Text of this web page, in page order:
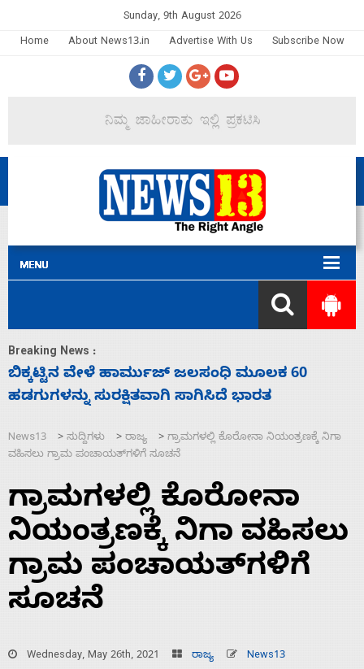
Sunday, 9th August 2026
Home
About News13.in Advertise With Us Subscribe Now
Breaking News :
ನಾಗೇಂದ್ರ ರಾಜೀನಾಮೆ ಕೊಡದಿದ್ದರೆ ಸದನ ನಡೆಸಲು
ಬಿಡೆವು: ಛಲವಾದಿ ನಾರಾಯಣಸ್ವಾಮಿ
News13 > ಸುದ್ದಿಗಳು > ರಾಜ್ಯ > ಗ್ರಾಮಗಳಲ್ಲಿ ಕೊರೋನಾ ನಿಯಂತ್ರಣ‌ಕ್ಕೆ ನಿಗಾ
ವಹಿಸಲು ಗ್ರಾಮ ಪಂಚಾಯತ್‌ಗಳಿಗೆ ಸೂಚನೆ
ಗ್ರಾಮಗಳಲ್ಲಿ ಕೊರೋನಾ
ನಿಯಂತ್ರಣ‌ಕ್ಕೆ ನಿಗಾ ವಹಿಸಲು
ಗ್ರಾಮ ಪಂಚಾಯತ್‌ಗಳಿಗೆ
ಸೂಚನೆ
Wednesday, May 26th, 2021 ರಾಜ್ಯ News13